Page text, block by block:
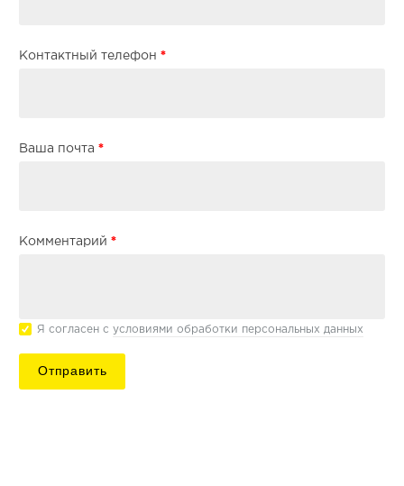
Контактный телефон*
Ваша почта*
Комментарий*
Я согласен сусловиями обработки персональных данных
Отправить